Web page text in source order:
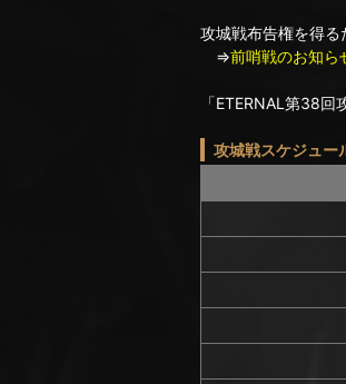
攻城戦布告権を得る
⇒前哨戦のお知ら
「ETERNAL第38回
攻城戦スケジュー